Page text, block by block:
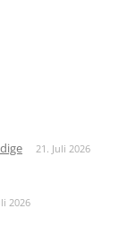
21. Juli 2026
2026